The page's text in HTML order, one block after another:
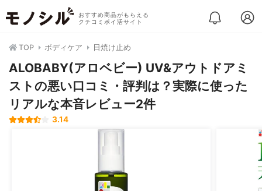
おすすめ商品がもらえる
クチコミポイ活サイト
TOP ボディケア 日焼け止め
ALOBABY(アロベビー) UV&アウトドアミ
ストの悪い口コミ・評判は？実際に使った
リアルな本音レビュー2件
3.14